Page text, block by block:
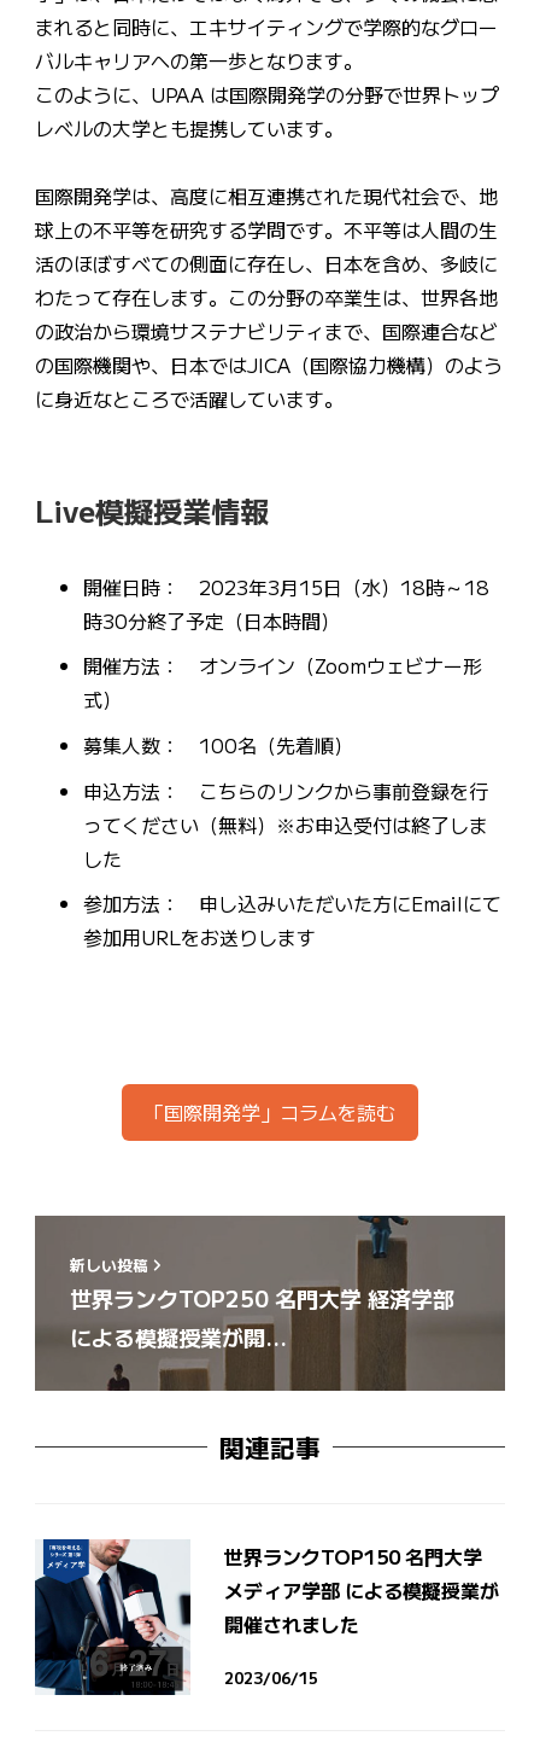
まれると同時に、エキサイティングで学際的なグロー
バルキャリアへの第一歩となります。
このように、UPAA は国際開発学の分野で世界トップ
レベルの大学とも提携しています。
国際開発学は、高度に相互連携された現代社会で、地
球上の不平等を研究する学問です。不平等は人間の生
活のほぼすべての側面に存在し、日本を含め、多岐に
わたって存在します。この分野の卒業生は、世界各地
の政治から環境サステナビリティまで、国際連合など
の国際機関や、日本ではJICA（国際協力機構）のよう
に身近なところで活躍しています。
Live模擬授業情報
開催日時： 2023年3月15日（水）18時～18
時30分終了予定（日本時間）
開催方法： オンライン（Zoomウェビナー形
式）
募集人数： 100名（先着順）
申込方法： こちらのリンクから事前登録を行
ってください（無料）※お申込受付は終了しま
した
参加方法： 申し込みいただいた方にEmailにて
参加用URLをお送りします
「国際開発学」コラムを読む
新しい投稿
世界ランクTOP250 名門大学 経済学部
による模擬授業が開…
関連記事
世界ランクTOP150 名門大学
メディア学部 による模擬授業が
開催されました
2023/06/15